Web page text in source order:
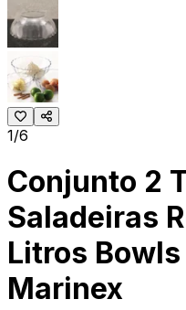
1/6
Conjunto 2
Saladeiras
Litros
Marinex